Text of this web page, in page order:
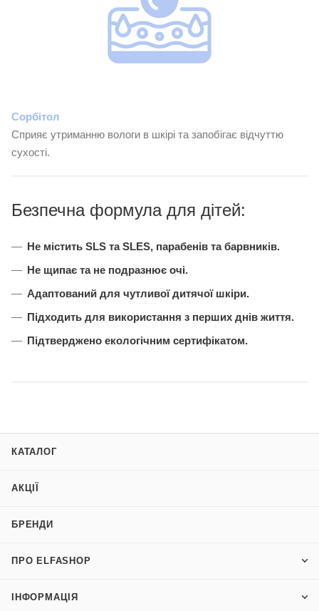
Сорбітол
Сприяє утриманню вологи в шкірі та запобігає відчуттю
сухості.
Безпечна формула для дітей:
Не містить SLS та SLES, парабенів та барвників.
Не щипає та не подразнює очі.
Адаптований для чутливої дитячої шкіри.
Підходить для використання з перших днів життя.
Підтверджено екологічним сертифікатом.
КАТАЛОГ
АКЦІЇ
БРЕНДИ
ПРО ELFASHOP
ІНФОРМАЦІЯ